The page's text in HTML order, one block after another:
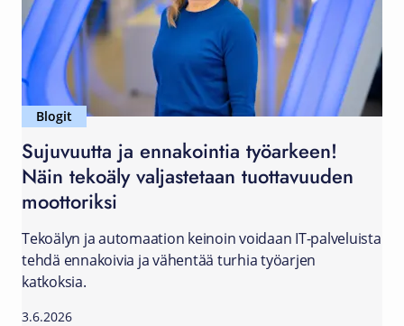
Blogit
Sujuvuutta ja ennakointia työarkeen!
Näin tekoäly valjastetaan tuottavuuden
moottoriksi
Tekoälyn ja automaation keinoin voidaan IT-palveluista
tehdä ennakoivia ja vähentää turhia työarjen
katkoksia.
3.6.2026